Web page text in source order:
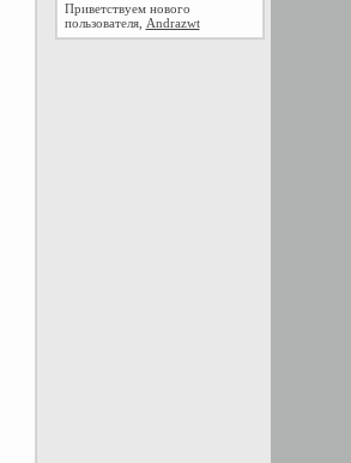
Приветствуем нового
пользователя, Andrazwt